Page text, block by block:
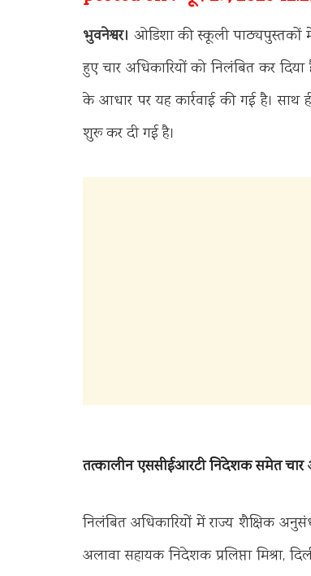
भुवनेश्वर। ओडिशा की स्कूली पाठ्यपुस्तकों
हुए चार अधिकारियों को निलंबित कर
के आधार पर यह कार्रवाई की गई है। साथ
शुरू कर दी गई है।
तत्कालीन एससीईआरटी निदेशक समेत चार
निलंबित अधिकारियों में राज्य शैक्षिक
अलावा सहायक निदेशक प्रलिप्ता मिश्रा,